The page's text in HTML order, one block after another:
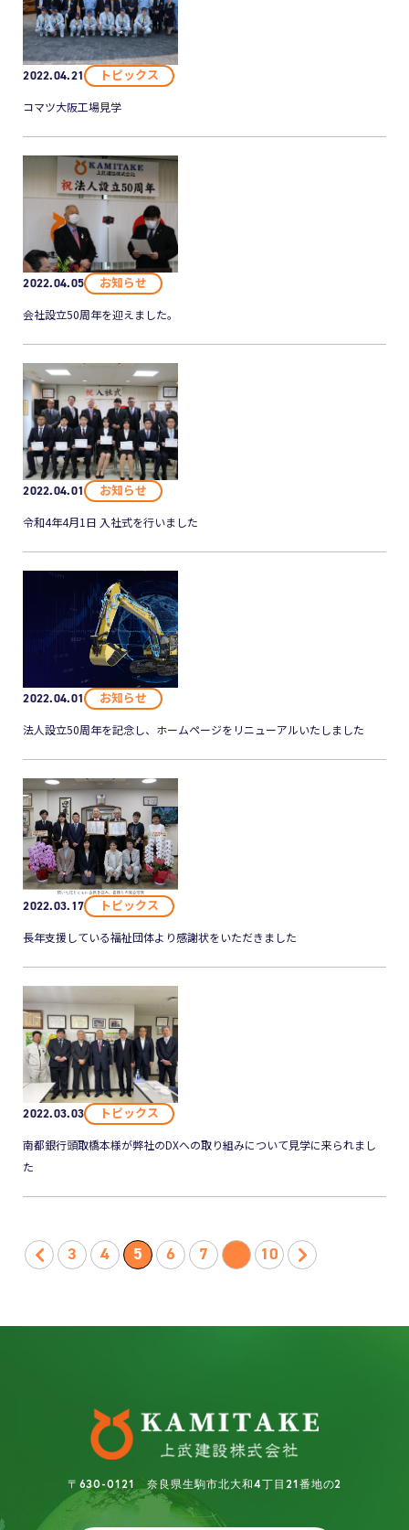
2022.04.21 トピックス
コマツ大阪工場見学
2022.04.05 お知らせ
会社設立50周年を迎えました。
2022.04.01 お知らせ
令和4年4月1日 入社式を行いました
2022.04.01 お知らせ
法人設立50周年を記念し、ホームページをリニューアルいたしました
2022.03.17 トピックス
長年支援している福祉団体より感謝状をいただきました
2022.03.03 トピックス
南都銀行頭取橋本様が弊社のDXへの取り組みについて見学に来られまし
た
3 4 5 6 7 10
〒630-0121 奈良県生駒市北大和4丁目21番地の2